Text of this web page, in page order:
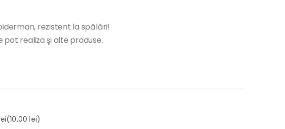
rezistent la spălări!
pot realiza şi alte produse.
(10,00 lei)